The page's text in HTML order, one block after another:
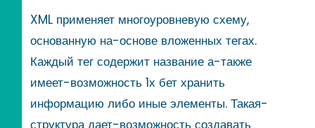
XML применяет многоуровневую схему,
основанную на-основе вложенных тегах.
Каждый тег содержит название а-также
имеет-возможность 1х бет хранить
информацию либо иные элементы. Такая-
структура дает-возможность создавать